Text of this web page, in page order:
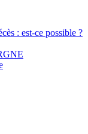
: est-ce possible ?